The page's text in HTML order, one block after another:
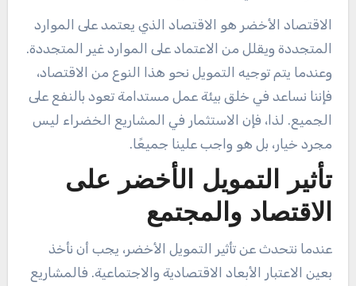
الاقتصاد الأخضر هو الاقتصاد الذي يعتمد على الموارد
المتجددة ويقلل من الاعتماد على الموارد غير المتجددة.
وعندما يتم توجيه التمويل نحو هذا النوع من الاقتصاد،
فإننا نساعد في خلق بيئة عمل مستدامة تعود بالنفع على
الجميع. لذا، فإن الاستثمار في المشاريع الخضراء ليس
مجرد خيار، بل هو واجب علينا جميعًا.
تأثير التمويل الأخضر على
الاقتصاد والمجتمع
عندما نتحدث عن تأثير التمويل الأخضر، يجب أن نأخذ
بعين الاعتبار الأبعاد الاقتصادية والاجتماعية. فالمشاريع